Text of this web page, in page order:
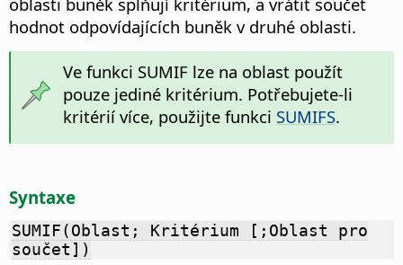
hodnot odpovídajících buněk v druhé oblasti.
Ve funkci SUMIF lze na oblast použít
pouze jediné kritérium. Potřebujete-li
kritérií více, použijte funkci SUMIFS.
Syntaxe
SUMIF(Oblast; Kritérium [;Oblast pro
součet])